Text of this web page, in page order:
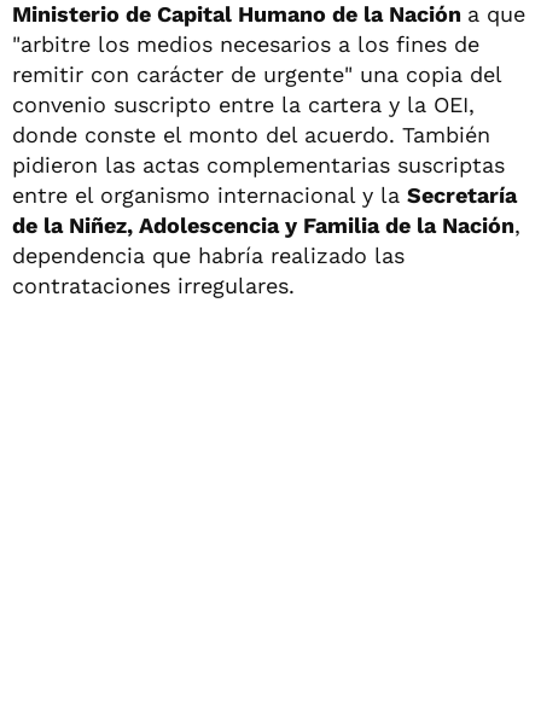
Ministerio de Capital Humano de la Nación a que
"arbitre los medios necesarios a los fines de
remitir con carácter de urgente" una copia del
convenio suscripto entre la cartera y la OEI,
donde conste el monto del acuerdo. También
pidieron las actas complementarias suscriptas
entre el organismo internacional y la Secretaría
de la Niñez, Adolescencia y Familia de la Nación,
dependencia que habría realizado las
contrataciones irregulares.